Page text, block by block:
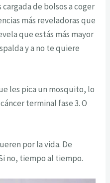
de bolsos a coger
más reveladoras que
que estás más mayor
y a no te quiere
les pica un mosquito, lo
terminal fase 3. O
por la vida. De
no, tiempo al tiempo.